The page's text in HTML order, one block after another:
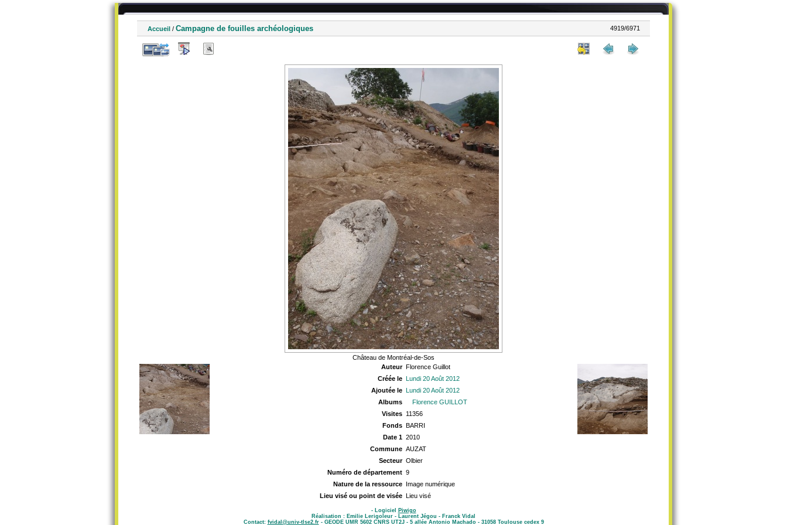
Accueil / Campagne de fouilles archéologiques 4919/6971
Château de Montréal-de-Sos
Auteur Florence Guillot
Créée le Lundi 20 Août 2012
Ajoutée le Lundi 20 Août 2012
Albums
Florence GUILLOT
Visites 11356
Fonds BARRI
Date 1 2010
Commune AUZAT
Secteur Olbier
Numéro de département 9
Nature de la ressource Image numérique
Lieu visé ou point de visée Lieu visé
- Logiciel
Piwigo
Réalisation : Emilie Lerigoleur - Laurent Jégou - Franck Vidal
Contact: fvidal@univ-tlse2.fr- GEODE UMR 5602 CNRS UT2J - 5 allée Antonio Machado - 31058 Toulouse cedex 9